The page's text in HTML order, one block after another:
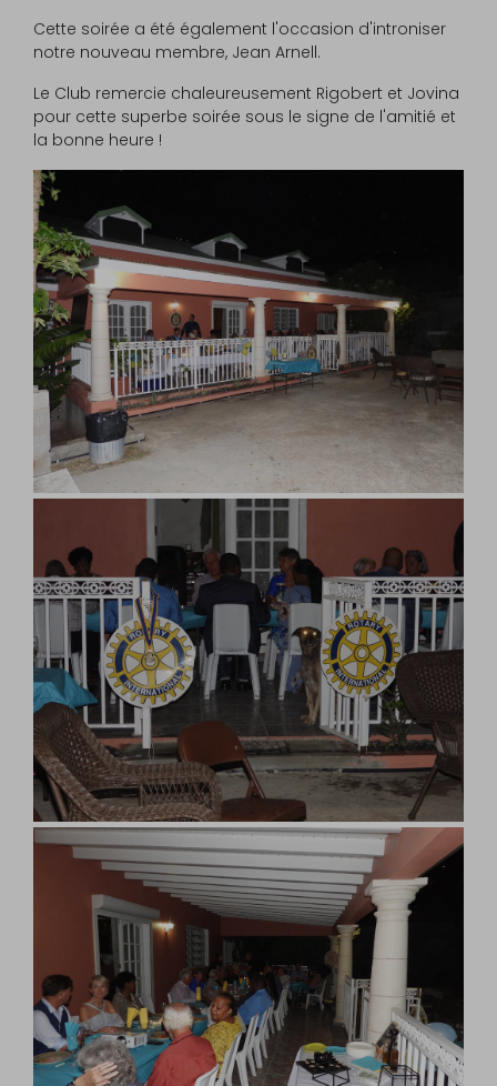
Cette soirée a été également l'occasion d'introniser
notre nouveau membre, Jean Arnell.
Le Club remercie chaleureusement Rigobert et Jovina
pour cette superbe soirée sous le signe de l'amitié et
la bonne heure !